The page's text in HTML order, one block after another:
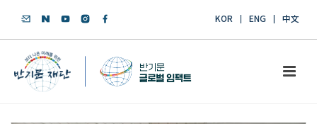
KOR ENG 中文